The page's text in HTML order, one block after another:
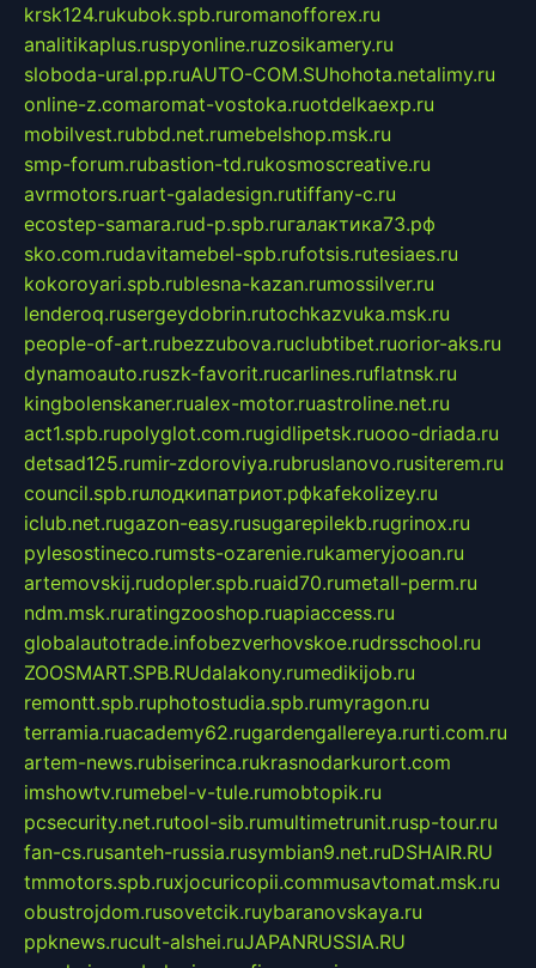
krsk124.rukubok.spb.ruromanofforex.ru
analitikaplus.ruspyonline.ruzosikamery.ru
sloboda-ural.pp.ruAUTO-COM.SUhohota.netalimy.ru
online-z.comaromat-vostoka.ruotdelkaexp.ru
mobilvest.rubbd.net.rumebelshop.msk.ru
smp-forum.rubastion-td.rukosmoscreative.ru
avrmotors.ruart-galadesign.rutiffany-c.ru
ecostep-samara.rud-p.spb.ruгалактика73.рф
sko.com.rudavitamebel-spb.rufotsis.rutesiaes.ru
kokoroyari.spb.rublesna-kazan.rumossilver.ru
lenderoq.rusergeydobrin.rutochkazvuka.msk.ru
people-of-art.rubezzubova.ruclubtibet.ruorior-aks.ru
dynamoauto.ruszk-favorit.rucarlines.ruflatnsk.ru
kingbolenskaner.rualex-motor.ruastroline.net.ru
act1.spb.rupolyglot.com.rugidlipetsk.ruooo-driada.ru
detsad125.rumir-zdoroviya.rubruslanovo.rusiterem.ru
council.spb.ruлодкипатриот.рфkafekolizey.ru
iclub.net.rugazon-easy.rusugarepilekb.rugrinox.ru
pylesostineco.rumsts-ozarenie.rukameryjooan.ru
artemovskij.rudopler.spb.ruaid70.rumetall-perm.ru
ndm.msk.ruratingzooshop.ruapiaccess.ru
globalautotrade.infobezverhovskoe.rudrsschool.ru
ZOOSMART.SPB.RUdalakony.rumedikijob.ru
remontt.spb.ruphotostudia.spb.rumyragon.ru
terramia.ruacademy62.rugardengallereya.rurti.com.ru
artem-news.rubiserinca.rukrasnodarkurort.com
imshowtv.rumebel-v-tule.rumobtopik.ru
pcsecurity.net.rutool-sib.rumultimetrunit.rusp-tour.ru
fan-cs.rusanteh-russia.rusymbian9.net.ruDSHAIR.RU
tmmotors.spb.ruxjocuricopii.commusavtomat.msk.ru
obustrojdom.rusovetcik.ruybaranovskaya.ru
ppknews.rucult-alshei.ruJAPANRUSSIA.RU